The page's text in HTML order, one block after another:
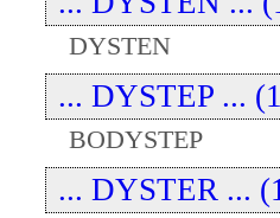
DYSTEN
... DYSTEP ...
BODYSTEP
... DYSTER ...